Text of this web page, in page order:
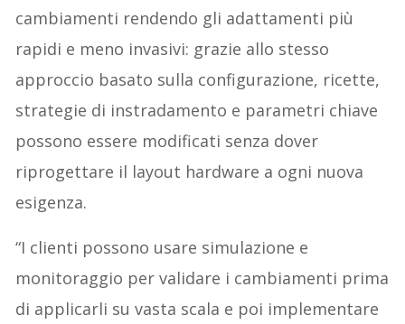
cambiamenti rendendo gli adattamenti più
rapidi e meno invasivi: grazie allo stesso
approccio basato sulla configurazione, ricette,
strategie di instradamento e parametri chiave
possono essere modificati senza dover
riprogettare il layout hardware a ogni nuova
esigenza.
“I clienti possono usare simulazione e
monitoraggio per validare i cambiamenti prima
di applicarli su vasta scala e poi implementare